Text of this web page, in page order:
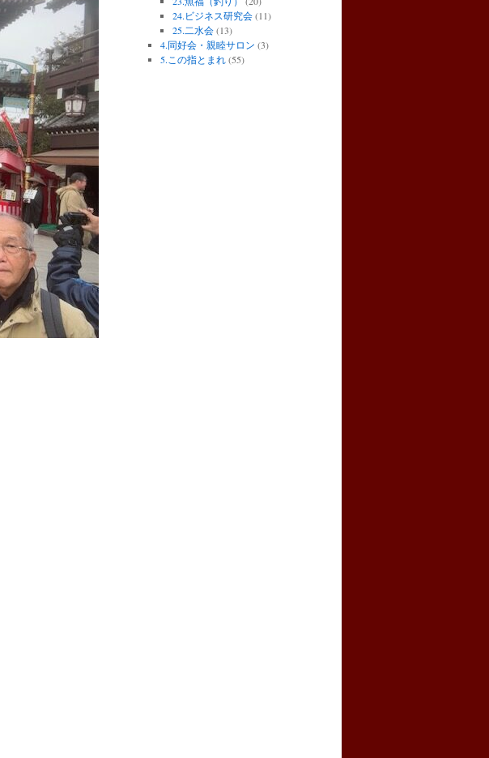
24.ビジネス研究会(11)
25.二水会(13)
4.同好会・親睦サロン (3)
5.この指とまれ(55)